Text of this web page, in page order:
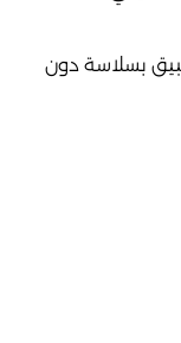
بسلاسة دون